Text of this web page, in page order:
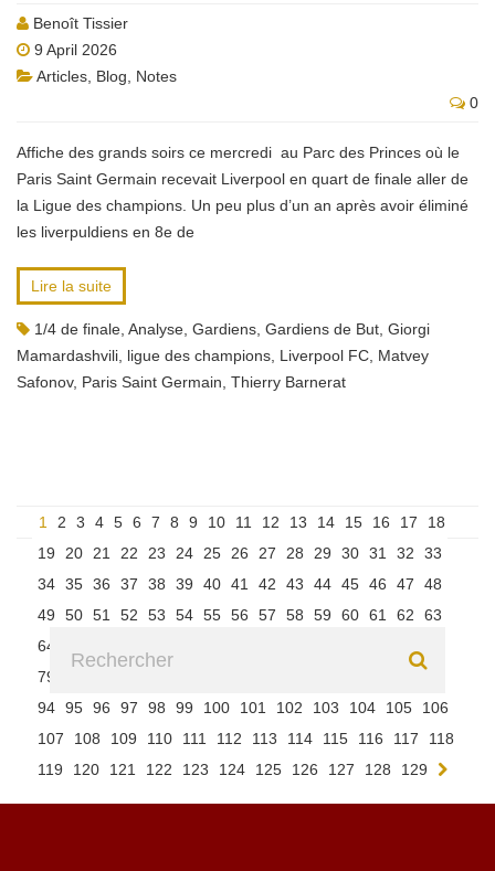
Benoît Tissier
9 April 2026
Articles Blog
Notes
0
Affiche des grands soirs ce mercredi au Parc des Princes où le
Paris Saint Germain recevait Liverpool en quart de finale aller de
la Ligue des champions. Un peu plus d’un an après avoir éliminé
les liverpuldiens en 8e de
Lire la suite
1/4 de finale Analyse Gardiens Gardiens de But Giorgi
Mamardashvili ligue des champions Liverpool FC Matvey
Safonov, Paris Saint Germain Thierry Barnerat
1 2 3 4 5 6 7 8 9 10 11 12 13 14 15 16 17
18
19
20 21 22 23 24 25 26 27 28 29 30 31 32
33
34 35 36 37 38 39 40 41 42 43 44 45 46 47
48
49
50 51 52 53 54 55 56 57 58 59 60 61 62
63
64
79
94 95 96 97 98 99 100 101 102 103 104 105
106
107
108 109 110 111 112 113 114 115 116 117
118
119
120 121 122 123 124 125 126 127 128 129